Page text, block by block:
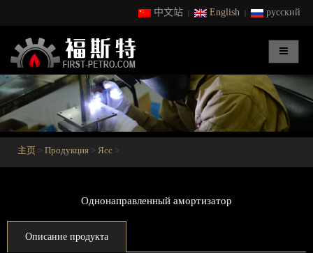
中文站 | English | русский
主页 > Продукция > Ясс >
Однонаправленный амортизатор
Описание продукта